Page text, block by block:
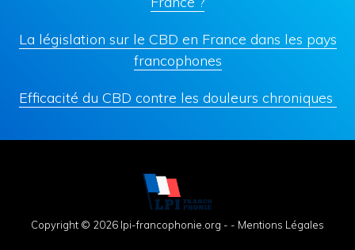
La législation sur le CBD en France dans les pays
francophones
Efficacité du CBD contre les douleurs chroniques
Copyright © 2026 lpi-francophonie.org - - Mentions Légales